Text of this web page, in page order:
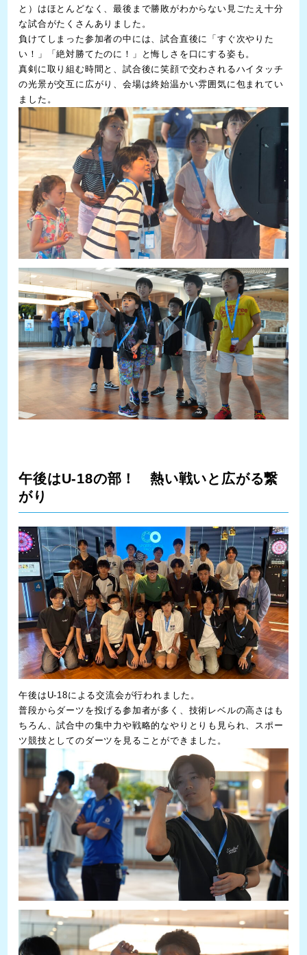
と）はほとんどなく、最後まで勝敗がわからない見ごたえ十分
な試合がたくさんありました。
負けてしまった参加者の中には、試合直後に「すぐ次やりた
い！」「絶対勝てたのに！」と悔しさを口にする姿も。
真剣に取り組む時間と、試合後に笑顔で交わされるハイタッチ
の光景が交互に広がり、会場は終始温かい雰囲気に包まれてい
ました。
午後はU-18の部！ 熱い戦いと広がる繋
がり
午後はU-18による交流会が行われました。
普段からダーツを投げる参加者が多く、技術レベルの高さはも
ちろん、試合中の集中力や戦略的なやりとりも見られ、スポー
ツ競技としてのダーツを見ることができました。